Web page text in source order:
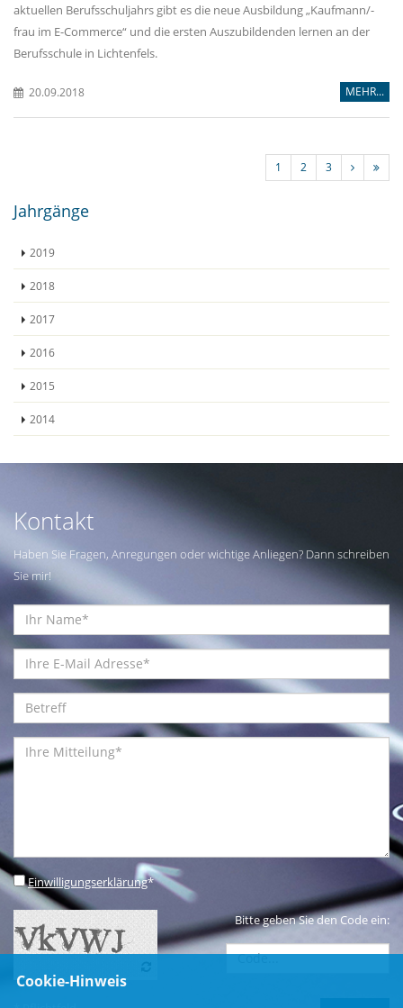
aktuellen Berufsschuljahrs gibt es die neue Ausbildung „Kaufmann/-
frau im E-Commerce“ und die ersten Auszubildenden lernen an der
Berufsschule in Lichtenfels.
20.09.2018 MEHR...
1 2 3
Jahrgänge
2019
2018
2017
2016
2015
2014
Kontakt
Haben Sie Fragen, Anregungen oder wichtige Anliegen? Dann schreiben
Sie mir!
Einwilligungserklärung*
Bitte geben Sie den Code ein:
Cookie-Hinweis